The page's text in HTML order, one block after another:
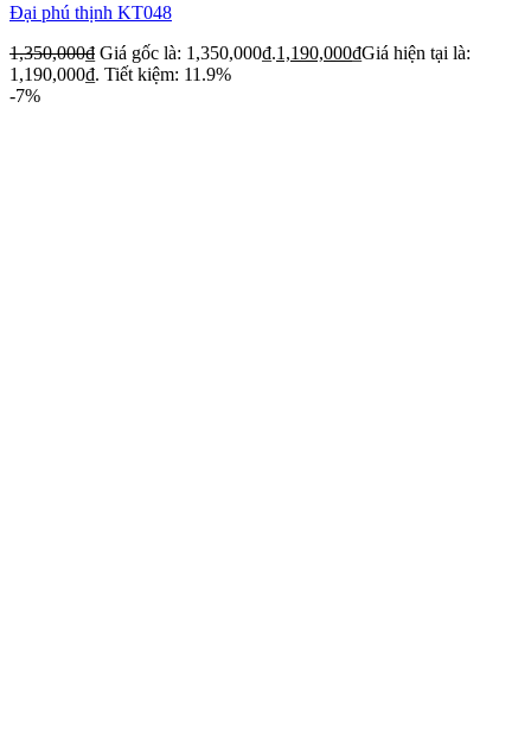
Đại phú thịnh KT048
1,350,000₫ Giá gốc là: 1,350,000₫.1,190,000₫Giá hiện tại là:
1,190,000₫. Tiết kiệm: 11.9%
-7%